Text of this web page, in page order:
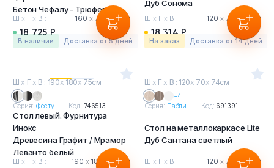
Бетон Чефалу - Трюфель
Ш х Г х В : 160 х70 х75 см
18 725 Р
в наличии Доставка от 5 дней
Дуб Сонома
Ш х Г х В : 120 х 70 х75 см
18 314 Р
На заказ Доставка от 14 дней
Ш х Г х В : 190х 180х 75см
Серия: Фесту... Код: 746513
Стол левый. Фурнитура
Инокс
Древесина Графит / Мрамор
Леванто белый
Ш х Г х В : 190 х180 х75 см
Ш х Г х В : 120х 70х 74см
+4
Серия: Пабли... Код: 691391
Стол на металлокаркасе Lite
Дуб Сантана светлый
Ш х Г х В : 120 х 70 х74 см